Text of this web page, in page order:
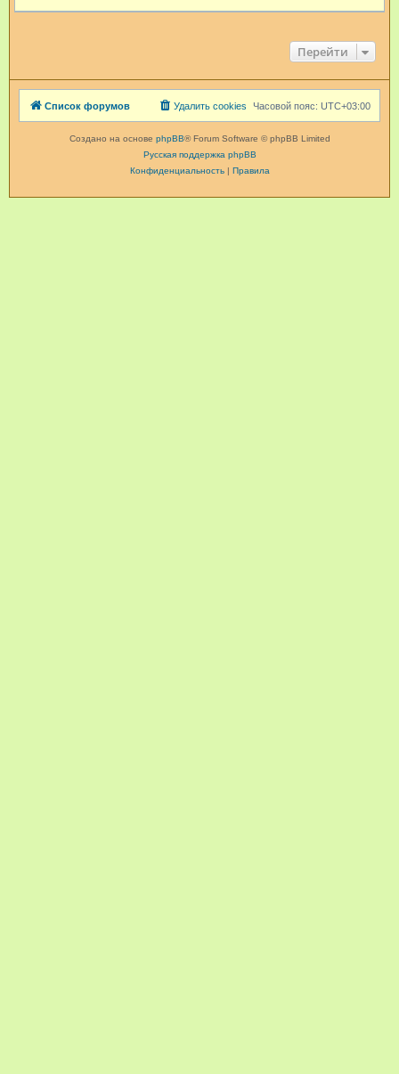
Перейти
Список форумов Часовой пояс: UTC+03:00
Удалить cookies
Создано на основе phpBB® Forum Software © phpBB Limited
Русская поддержка phpBB
Конфиденциальность| Правила